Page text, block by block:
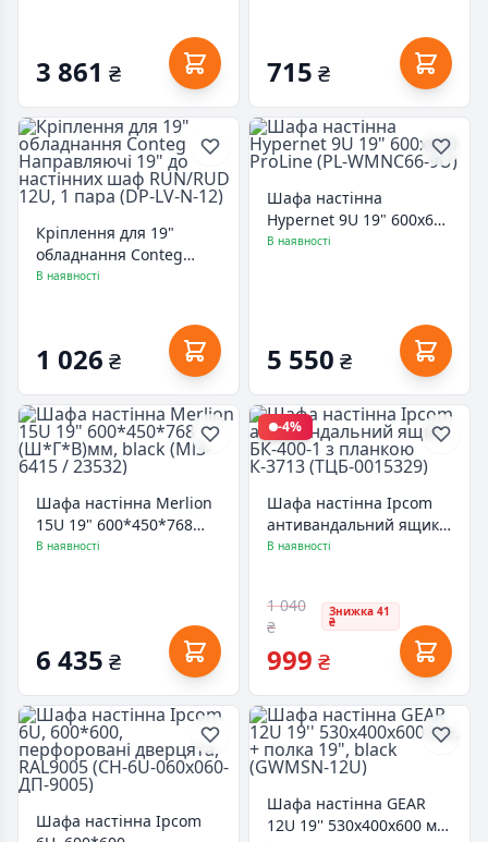
3 861 ₴ 715 ₴
Кріплення для 19"
обладнання Conteg
Направляючі 19" до
RUN/RUD 12U, 1 пара
В наявності
1 026 ₴
Шафа настінна
Hypernet 9U 19" 600x600
ProLine (PL-WMNC66-9U)
В наявності
5 550 ₴
Шафа настінна Merlion
15U 19" 600*450*768
(Ш*Г*В)мм, black (Ml3-
В наявності
6 435 ₴
-4%
Шафа настінна Ipcom
антивандальний ящик
БК-400-1 з планкою
В наявності
1 040
₴
Знижка 41
₴
999 ₴
Шафа настінна Ipcom
Шафа настінна GEAR
12U 19'' 530x400x600 мм,